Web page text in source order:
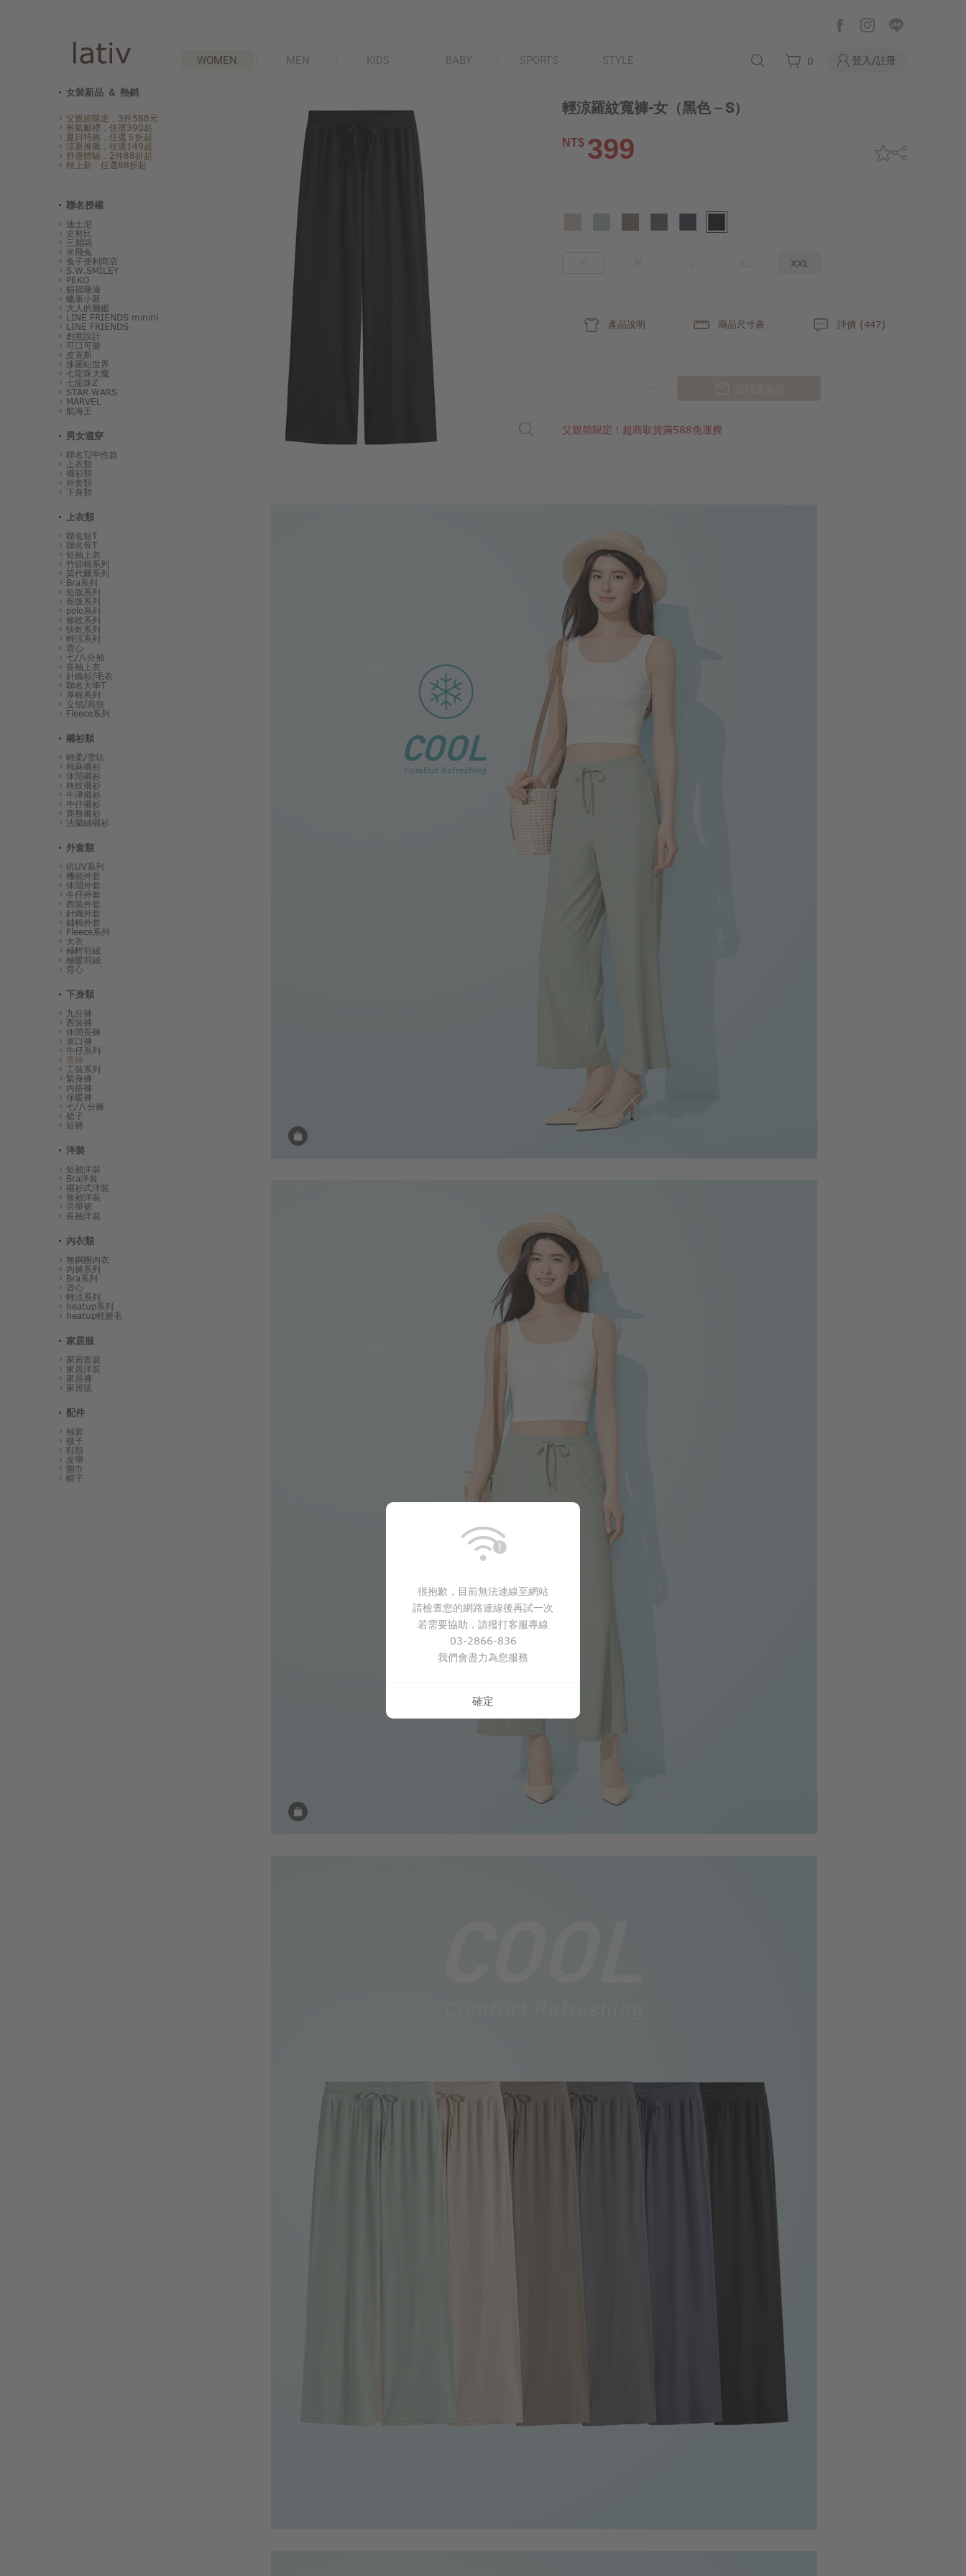
WOMEN MEN KIDS BABY SPORTS STYLE 0 登入/註冊
女裝新品 ＆ 熱銷
父親節限定．3件588元
爸氣獻禮．任選390起
夏日特惠．任選５折起
涼夏推薦．任選149起
舒適體驗．2件88折起
秋上新．任選88折起
聯名授權
迪士尼
史努比
三麗鷗
米飛兔
兔子便利商店
S.W.SMILEY
PEKO
貓福珊迪
蠟筆小新
大人的圖鑑
LINE FRIENDS minini
LINE FRIENDS
創意設計
可口可樂
皮克斯
侏羅紀世界
七龍珠大魔
七龍珠Z
STAR WARS
MARVEL
航海王
男女適穿
聯名T/中性款
上衣類
襯衫類
外套類
下身類
上衣類
聯名短T
聯名長T
短袖上衣
竹節棉系列
莫代爾系列
Bra系列
短版系列
長版系列
polo系列
條紋系列
快乾系列
輕涼系列
背心
七/八分袖
長袖上衣
針織衫/毛衣
聯名大學T
厚棉系列
立領/高領
Fleece系列
襯衫類
輕柔/雪紡
棉麻襯衫
休閒襯衫
格紋襯衫
牛津襯衫
牛仔襯衫
商務襯衫
法蘭絨襯衫
外套類
抗UV系列
機能外套
休閒外套
牛仔外套
西裝外套
針織外套
鋪棉外套
Fleece系列
大衣
極輕羽絨
極暖羽絨
背心
下身類
九分褲
西裝褲
休閒長褲
束口褲
牛仔系列
寬褲
工裝系列
緊身褲
內搭褲
保暖褲
七/八分褲
裙子
短褲
洋裝
短袖洋裝
Bra洋裝
襯衫式洋裝
無袖洋裝
吊帶裙
長袖洋裝
內衣類
無鋼圈內衣
內褲系列
Bra系列
背心
輕涼系列
heatup系列
heatup輕磨毛
家居服
家居套裝
家居洋裝
家居褲
家居毯
配件
袖套
襪子
鞋類
皮帶
圍巾
帽子
輕涼羅紋寬褲-女 （黑色－S）
NT$ 399
XXL
產品說明 商品尺寸表 評價 (447)
父親節限定！超商取貨滿588免運費
399
$
$399
很抱歉，目前無法連線至網站
請檢查您的網路連線後再試一次
若需要協助，請撥打客服專線
03-2866-836
我們會盡力為您服務
確定